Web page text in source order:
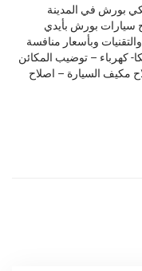
بورش في المدينة
سيارات بورش بأيدي
وبأسعار منافسة
كهرباء – توضيب المكائن
مكيف السيارة – اصلاح